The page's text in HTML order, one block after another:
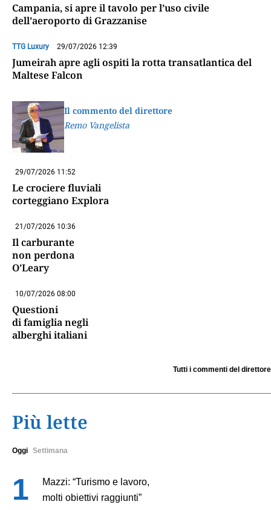
Campania, si apre il tavolo per l’uso civile
dell’aeroporto di Grazzanise
TTG Luxury 29/07/2026 12:39
Jumeirah apre agli ospiti la rotta transatlantica del
Maltese Falcon
Il commento del direttore
Remo Vangelista
29/07/2026 11:52
Le crociere fluviali
corteggiano Explora
21/07/2026 10:36
Il carburante
non perdona
O’Leary
10/07/2026 08:00
Questioni
di famiglia negli
alberghi italiani
Tutti i commenti del direttore
Più lette
Oggi Settimana
Mazzi: “Turismo e lavoro,
molti obiettivi raggiunti”